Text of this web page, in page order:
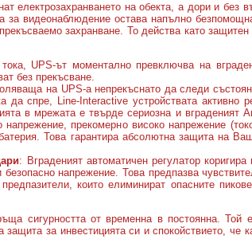
електрозахранването на обекта, а дори и без
видеонаблюдение остава напълно
захранване. То действа като
UPS-ът моментално превключва на
без прекъсване.
на UPS-а непрекъснато да следи
да спре, Line-Interactive устройствата активно
в мрежата е твърде сериозна и вграденият
прекомерно високо напрежение
Това гарантира абсолютна защита на
: Вграденият автоматичен регулатор
напрежение. Това предпазва
които елиминират опасните
сигурността от временна в постоянна. Той
за инвестицията си и спокойствието, че